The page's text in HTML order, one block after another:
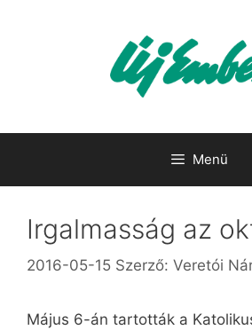
Menü
Irgalmasság az
2016-05-15 Szerző: Veretói
Május 6-án tartották a